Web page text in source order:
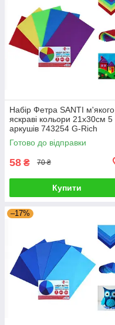
Набір Фетра SANTI м'якого,
яскраві кольори 21х30см 5
аркушів 743254 G-Rich
Готово до відправки
58 ₴ 70 ₴
Купити
–17%